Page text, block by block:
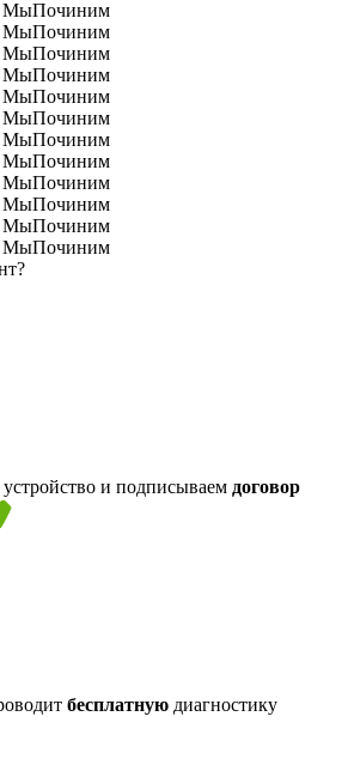
и подписываем договор
бесплатную диагностику